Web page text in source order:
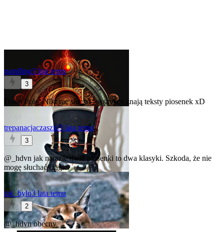
gamlling3 lata temu
3
Disco Polo: Nikt nie słucha - wszyscy znają teksty piosenek xD
trepanacjaczaszki3 lata temu
3
@_hdvn jak narazie dwie piosenki to dwa klasyki. Szkoda, że nie
mogę słuchać ciągle.
tak_bylo3 lata temu
2
@_hdvnobecny